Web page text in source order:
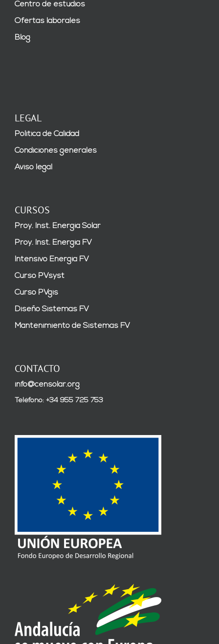
Centro de estudios
Ofertas laborales
Blog
LEGAL
Política de Calidad
Condiciones generales
Aviso legal
CURSOS
Proy. Inst. Energía Solar
Proy. Inst. Energía FV
Intensivo Energía FV
Curso PVsyst
Curso PVgis
Diseño Sistemas FV
Mantenimiento de Sistemas FV
CONTACTO
info@censolar.org
Teléfono: +34 955 725 753